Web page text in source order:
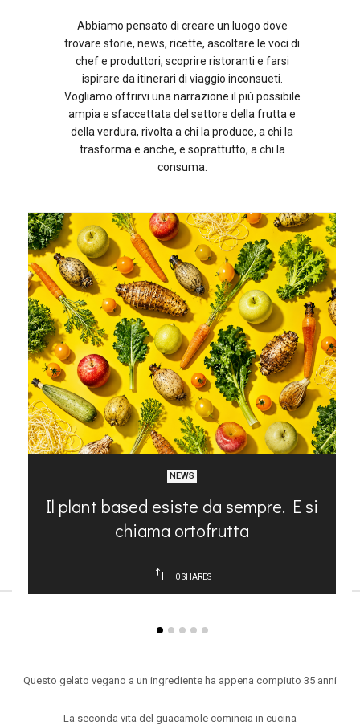
Abbiamo pensato di creare un luogo dove
trovare storie, news, ricette, ascoltare le voci di
chef e produttori, scoprire ristoranti e farsi
ispirare da itinerari di viaggio inconsueti.
Vogliamo offrirvi una narrazione il più possibile
ampia e sfaccettata del settore della frutta e
della verdura, rivolta a chi la produce, a chi la
trasforma e anche, e soprattutto, a chi la
consuma.
NEWS
Il plant based esiste da sempre. E si
chiama ortofrutta
0SHARES
Questo gelato vegano a un ingrediente ha appena compiuto 35 anni
La seconda vita del guacamole comincia in cucina